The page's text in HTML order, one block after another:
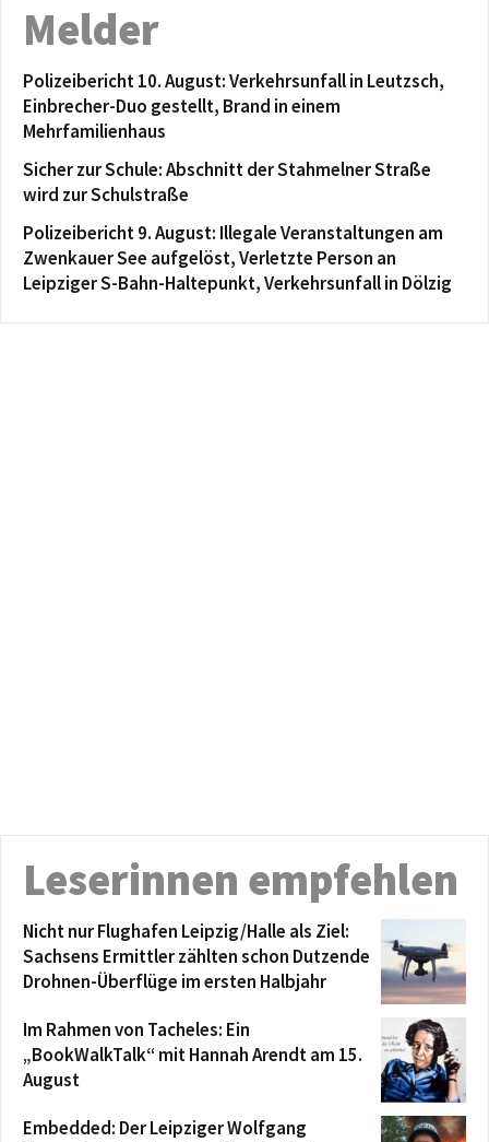
Melder
Polizeibericht 10. August: Verkehrsunfall in Leutzsch,
Einbrecher-Duo gestellt, Brand in einem
Mehrfamilienhaus
Sicher zur Schule: Abschnitt der Stahmelner Straße
wird zur Schulstraße
Polizeibericht 9. August: Illegale Veranstaltungen am
Zwenkauer See aufgelöst, Verletzte Person an
Leipziger S-Bahn-Haltepunkt, Verkehrsunfall in Dölzig
Leserinnen empfehlen
Nicht nur Flughafen Leipzig/Halle als Ziel:
Sachsens Ermittler zählten schon Dutzende
Drohnen-Überflüge im ersten Halbjahr
Im Rahmen von Tacheles: Ein
„BookWalkTalk“ mit Hannah Arendt am 15.
August
Embedded: Der Leipziger Wolfgang